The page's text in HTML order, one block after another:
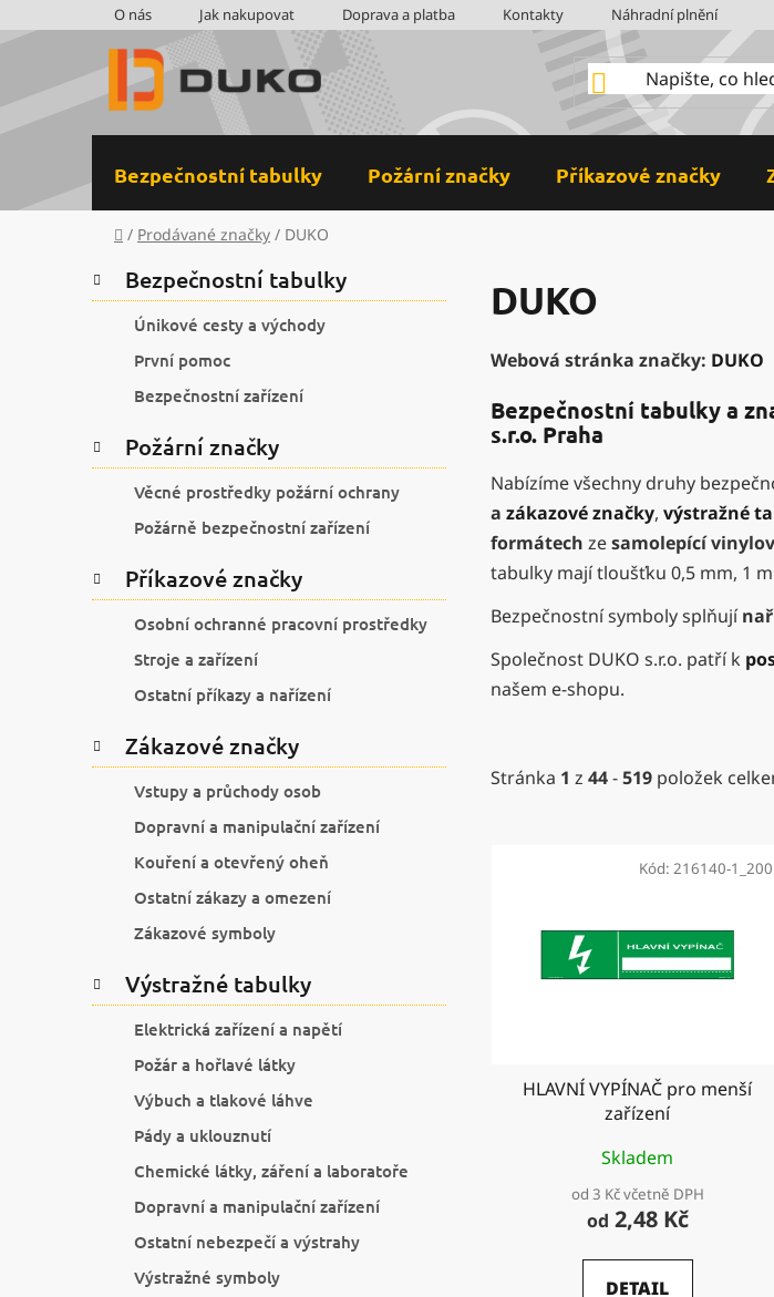
na
O nás Jak nakupovat Doprava a platba Kontakty Náhradní plnění
Bezpečnostní tabulky Požární značky Příkazové značky
Domů
/ Prodávané značky / DUKO
P
o
n
n
n
Přeskočit
kategorie
K
a
i
e
Bezpečnostní tabulky
Únikové cesty a východy
První pomoc
Bezpečnostní zařízení
Požární značky
Věcné prostředky požární ochrany
Požárně bezpečnostní zařízení
Příkazové značky
Osobní ochranné pracovní prostředky
Stroje a zařízení
Ostatní příkazy a nařízení
Zákazové značky
Vstupy a průchody osob
Dopravní a manipulační zařízení
Kouření a otevřený oheň
Ostatní zákazy a omezení
Zákazové symboly
Výstražné tabulky
Elektrická zařízení a napětí
Požár a hořlavé látky
Výbuch a tlakové láhve
Pády a uklouznutí
Chemické látky, záření a laboratoře
Dopravní a manipulační zařízení
Ostatní nebezpečí a výstrahy
Výstražné symboly
DUKO
Webová stránka značky: DUKO
Bezpečnostní tabulky a
s.r.o. Praha
Nabízíme všechny druhy
a zákazové značky, výstražné
formátech zesamolepící
tabulky majítloušťku 0,5 mm, 1
Bezpečnostní symboly splňují
Společnost DUKO s.r.o. patří k
našem e-shopu.
Stránka 1 z 44-519 položek
HLAVNÍ VYPÍNAČ pro menší
zařízení
Skladem
od 3 Kč včetně DPH
od 2,48 Kč
DETAIL
Kód: 216140-1_200